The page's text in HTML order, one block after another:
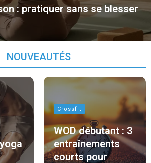
: pratiquer sans se blesser
NOUVEAUTÉS
Crossfit
WOD débutant : 3
entraînements
courts pour